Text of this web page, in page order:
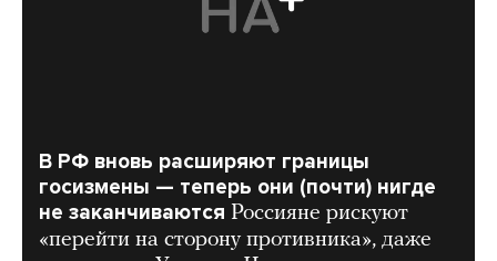
В РФ вновь расширяют границы
госизмены — теперь они (почти) нигде
не заканчиваются Россияне рискуют
«перейти на сторону противника», даже